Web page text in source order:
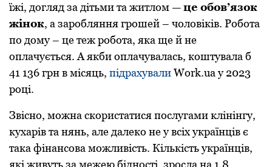
їжі, догляд за дітьми та житлом —це обов’язок
жінок, а заробляння грошей – чоловіків. Робота
по дому – це теж робота, яка ще й не
оплачується. А якби оплачувалась, коштувала б
41 136 грн в місяць, підрахувалиWork.ua у 2023
році.
Звісно, можна скористатися послугами клінінгу,
кухарів та нянь, але далеко не у всіх українців є
така фінансова можливість. Кількість українців,
які живуть за межею бідності, зросла на 1,8